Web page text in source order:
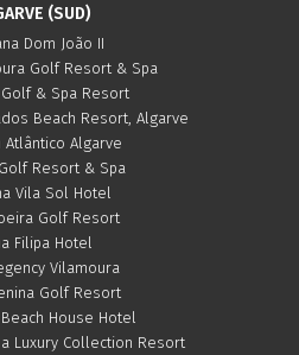
(SUD)
Dom João II
Golf Resort & Spa
& Spa Resort
Beach Resort, Algarve
Atlântico Algarve
Resort & Spa
Vila Sol Hotel
Golf Resort
Filipa Hotel
Vilamoura
Golf Resort
House Hotel
Luxury Collection Resort